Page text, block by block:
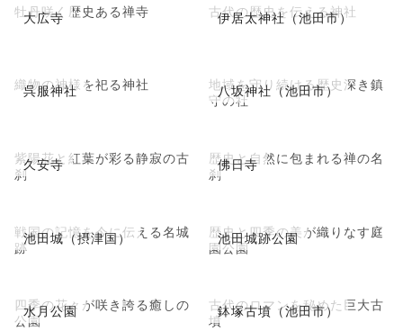
大広寺
牡丹咲く歴史ある禅寺 伊居太神社（池田市）
古代の歴史を伝える神社
呉服神社
織物の神様を祀る神社 八坂神社（池田市）
地域を守り続ける歴史深き鎮
守の社
久安寺
紫陽花と紅葉が彩る静寂の古
刹
佛日寺
歴史と自然に包まれる禅の名
刹
池田城（摂津国）
戦国の記憶を今に伝える名城
跡
池田城跡公園
歴史と四季の美が織りなす庭
園公園
水月公園
四季の花々が咲き誇る癒しの
公園
鉢塚古墳（池田市）
古代のロマンを秘めた巨大古
墳